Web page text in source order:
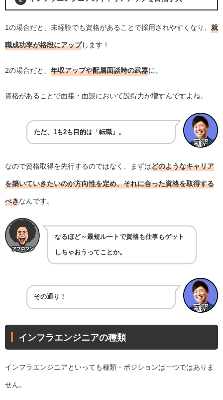
1の場合だと、未経験でも資格があることで採用されやすくなり、 就
職成功率が格段にアップします！
2の場合だと、 年収アップや配属面談時の武器に。
資格があることで面接・面談において説得力が増すんですよね。
ただ、1も2も目的は「転職」。
なので資格取得を先行するのではなく、まずはどのようなキャリア
を築いていきたいのか方向性を定め、それに合った資格を取得する
べきなんです。
なるほど～最短ルートで資格も仕事もゲット
しちゃおうってことか。
その通り！
インフラエンジニアの種類
インフラエンジニアといっても種類・ポジションは一つではありま
せん。